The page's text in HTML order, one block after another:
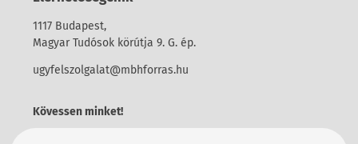
1117 Budapest,
Magyar Tudósok körútja 9. G. ép.
ugyfelszolgalat@mbhforras.hu
Kövessen minket!